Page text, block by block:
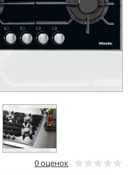
0 оценок